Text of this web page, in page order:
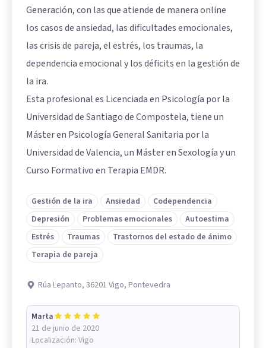
Generación, con las que atiende de manera online
los casos de ansiedad, las dificultades emocionales,
las crisis de pareja, el estrés, los traumas, la
dependencia emocional y los déficits en la gestión de
la ira.
Esta profesional es Licenciada en Psicología por la
Universidad de Santiago de Compostela, tiene un
Máster en Psicología General Sanitaria por la
Universidad de Valencia, un Máster en Sexología y un
Curso Formativo en Terapia EMDR.
Gestión de la ira Ansiedad
Codependencia
Depresión
Problemas emocionales
Autoestima
Estrés
Traumas
Trastornos del estado de ánimo
Terapia de pareja
Rúa Lepanto, 36201 Vigo, Pontevedra
Marta
21 de junio de 2020
Localización: Vigo